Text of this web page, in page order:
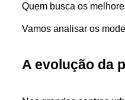
Quem busca os
Vamos analisar os
A evolução da